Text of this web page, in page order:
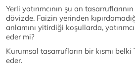
Yerli yatırımcının şu an
dövizde. Faizin yerinden
anlamını yitirdiği koşullarda,
eder mi?
Kurumsal tasarrufların bir kısmı belki
eder.